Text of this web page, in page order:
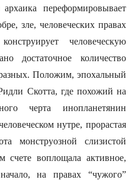
переформировывает
зле, человеческих правах
человеческую
достаточное количество
Положим, эпохальный
Скотта, где похожий на
черта инопланетянин
нутре, прорастая
монструозной слизистой
счете воплощала активное,
на правах “чужого”